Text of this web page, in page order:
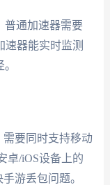
普通加速器需要
速器能实时监测
需要同时支持移动
卓/iOS设备上的
游丢包问题。